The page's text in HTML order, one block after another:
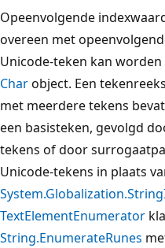
Opeenvolgende
overeen met
Unicode-teken kan
Charobject. Een
met meerdere tekens
een basisteken, gevolgd
tekens of door
Unicode-tekens in plaats
TextElementEnumerator
String.EnumerateRunes